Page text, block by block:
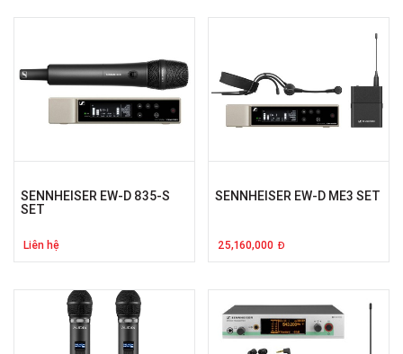
SENNHEISER EW-D 835-S
SET
Liên hệ
SENNHEISER EW-D ME3 SET
25,160,000 Đ